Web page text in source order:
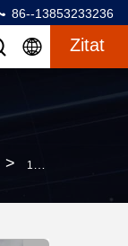
86--13853233236
Zitat
> 1 - 6 Stockwerke Mehrgeschossige Stahlgebäude Q355b Q235b Mit Guter Isolierung